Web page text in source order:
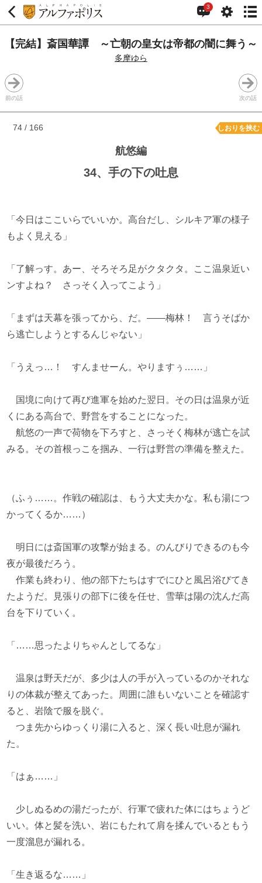
3
【完結】斎国華譚 ～亡朝の皇女は帝都の闇に舞う～
多摩ゆら
前の話 次の話
74 / 166 しおりを挟む
航悠編
34、手の下の吐息
「今日はここいらでいいか。高台だし、シルキア軍の様子
もよく見える」
「了解っす。あー、そろそろ足がクタクタ。ここ温泉近い
ンすよね？ さっそく入ってこよう」
「まずは天幕を張ってから、だ。――梅林！ 言うそばか
ら逃亡しようとするんじゃない」
「うえっ…！ すんませーん。やりますぅ……」
国境に向けて再び進軍を始めた翌日。その日は温泉が近
くにある高台で、野営をすることになった。
航悠の一声で荷物を下ろすと、さっそく梅林が逃亡を試
みる。その首根っこを掴み、一行は野営の準備を整えた。
（ふぅ……。作戦の確認は、もう大丈夫かな。私も湯につ
かってくるか……）
明日には斎国軍の攻撃が始まる。のんびりできるのも今
夜が最後だろう。
作業も終わり、他の部下たちはすでにひと風呂浴びてき
たようだ。見張りの部下に後を任せ、雪華は陽の沈んだ高
台を下りていく。
「……思ったよりちゃんとしてるな」
温泉は野天だが、多少は人の手が入っているのかそれな
りの体裁が整えてあった。周囲に誰もいないことを確認す
ると、岩陰で服を脱ぐ。
つま先からゆっくり湯に入ると、深く長い吐息が漏れ
た。
「はぁ……」
少しぬるめの湯だったが、行軍で疲れた体にはちょうど
いい。体と髪を洗い、岩にもたれて肩を揉んでいるともう
一度溜息が漏れる。
「生き返るな……」